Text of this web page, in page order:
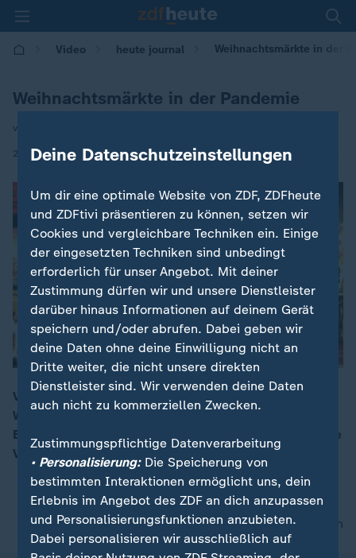
Video heute journal Weihnachtsmärkte in der
Weihnachtsmärkte in der Pandemie
von Dorthe Ferber
21.11.2021 | 21:45
Viele Budenbetreiber hofften auf ein gut laufendes
Weihnachtsgeschäft. Aufgrund der Pandemie-
Entwicklung und der Corona-Auflagen sagen aber viele
Veranstalter ihre Weihnachtsmärkte ab.
nach oben
Deine Datenschutzeinstellungen
Um dir eine optimale Website von ZDF, ZDFheute
und ZDFtivi präsentieren zu können, setzen wir
Cookies und vergleichbare Techniken ein. Einige
der eingesetzten Techniken sind unbedingt
erforderlich für unser Angebot. Mit deiner
Zustimmung dürfen wir und unsere Dienstleister
darüber hinaus Informationen auf deinem Gerät
speichern und/oder abrufen. Dabei geben wir
deine Daten ohne deine Einwilligung nicht an
Dritte weiter, die nicht unsere direkten
Dienstleister sind. Wir verwenden deine Daten
auch nicht zu kommerziellen Zwecken.
Zustimmungspflichtige Datenverarbeitung
• Personalisierung:Die Speicherung von
bestimmten Interaktionen ermöglicht uns, dein
Erlebnis im Angebot des ZDF an dich anzupassen
und Personalisierungsfunktionen anzubieten.
Dabei personalisieren wir ausschließlich auf